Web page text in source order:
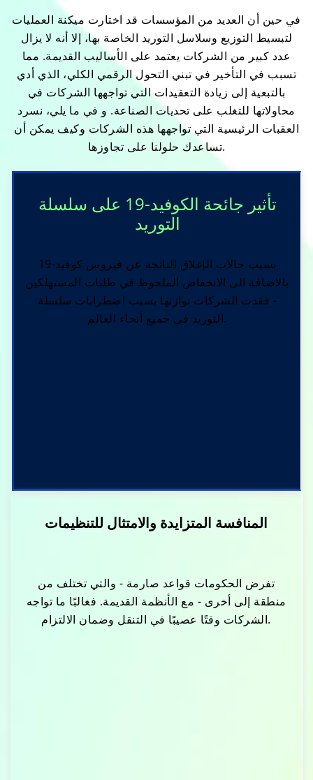
في حين أن العديد من المؤسسات قد اختارت ميكنة العمليات
لتبسيط التوزيع وسلاسل التوريد الخاصة بها، إلا أنه لا يزال
عدد كبير من الشركات يعتمد على الأساليب القديمة. مما
تسبب في التأخير في تبني التحول الرقمي الكلي، الذي أدي
بالتبعية إلى زيادة التعقيدات التي تواجهها الشركات في
محاولاتها للتغلب على تحديات الصناعة. و في ما يلي، نسرد
العقبات الرئيسية التي تواجهها هذه الشركات وكيف يمكن أن
تساعدك حلولنا على تجاوزها.
تأثير جائحة الكوفيد-19 على سلسلة
التوريد
بسبب حالات الإغلاق الناتجة عن فيروس كوفيد-19
بالاضافة الى الانخفاض الملحوظ في طلبات المستهلكين
- فقدت الشركات توازنها بسبب اضطرابات سلسلة
التوريد في جميع أنحاء العالم.
المنافسة المتزايدة والامتثال للتنظيمات
تفرض الحكومات قواعد صارمة - والتي تختلف من
منطقة إلى أخرى - مع الأنظمة القديمة. فغالبًا ما تواجه
الشركات وقتًا عصيبًا في التنقل وضمان الالتزام.